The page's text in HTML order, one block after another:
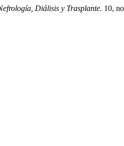
Diálisis y Trasplante. 10,